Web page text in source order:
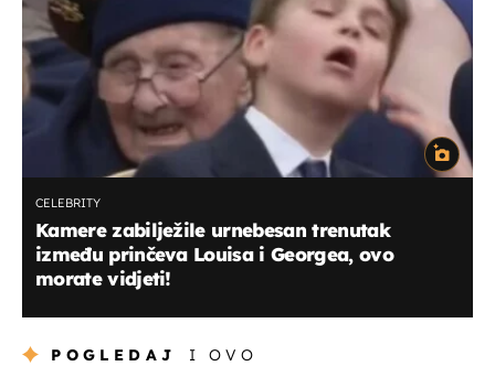
CELEBRITY
Kamere zabilježile urnebesan trenutak
između prinčeva Louisa i Georgea, ovo
morate vidjeti!
POGLEDAJ I OVO